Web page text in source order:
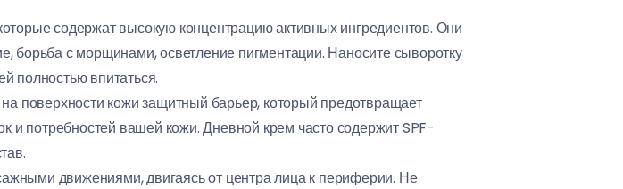
содержат высокую концентрацию активных ингредиентов. Они
борьба с морщинами, осветление пигментации. Наносите сыворотку
полностью впитаться.
поверхности кожи защитный барьер, который предотвращает
и потребностей вашей кожи. Дневной крем часто содержит SPF-
движениями, двигаясь от центра лица к периферии. Не